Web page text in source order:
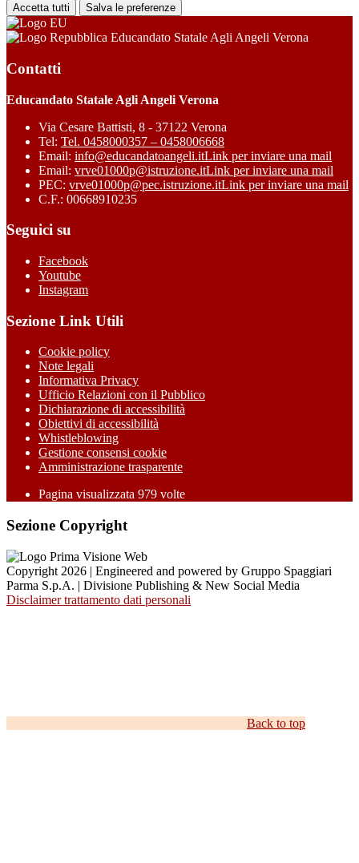
Accetta tutti Salva le preferenze
Educandato Statale Agli Angeli Verona
Contatti
Educandato Statale Agli Angeli Verona
Via Cesare Battisti, 8 - 37122 Verona
Tel: Tel. 0458000357 – 0458006668
Email: info@educandatoangeli.itLink per inviare una mail
Email: vrve01000p@istruzione.itLink per inviare una mail
PEC: vrve01000p@pec.istruzione.itLink per inviare una mail
C.F.: 00668910235
Seguici su
Facebook
Youtube
Instagram
Sezione Link Utili
Cookie policy
Note legali
Informativa Privacy
Ufficio Relazioni con il Pubblico
Dichiarazione di accessibilità
Obiettivi di accessibilità
Whistleblowing
Gestione consensi cookie
Amministrazione trasparente
Pagina visualizzata 979 volte
Sezione Copyright
Copyright 2026 | Engineered and powered by Gruppo Spaggiari
Parma S.p.A. | Divisione Publishing & New Social Media
Disclaimer trattamento dati personali
Back to top